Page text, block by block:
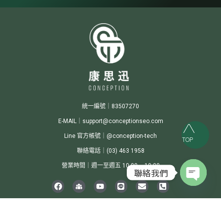
TOP
統一編號｜83507270
E-MAIL｜support@conceptionseo.com
Line 官方帳號｜@conception-tech
聯絡電話｜(03) 463 1958
營業時間｜週一至週五 10:00 ~ 19:00
聯絡我們